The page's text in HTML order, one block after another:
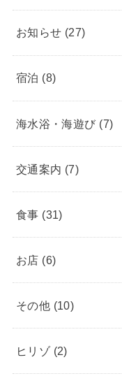
お知らせ (27)
宿泊 (8)
海水浴・海遊び (7)
交通案内 (7)
食事 (31)
お店 (6)
その他 (10)
ヒリゾ (2)